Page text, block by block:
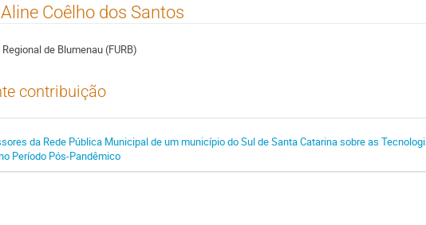
Coêlho dos Santos
de Blumenau (FURB)
contribuição
da Rede Pública Municipal de um município do Sul de Santa Catarina sobre as
Período Pós-Pandêmico